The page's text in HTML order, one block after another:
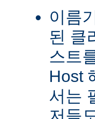
이름
된 클
스트
Host
서는